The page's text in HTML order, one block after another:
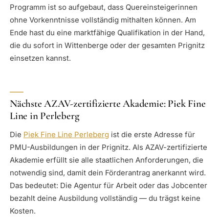
Programm ist so aufgebaut, dass Quereinsteigerinnen
ohne Vorkenntnisse vollständig mithalten können. Am
Ende hast du eine marktfähige Qualifikation in der Hand,
die du sofort in Wittenberge oder der gesamten Prignitz
einsetzen kannst.
Nächste AZAV-zertifizierte Akademie: Piek Fine
Line in Perleberg
Die Piek Fine Line Perleberg ist die erste Adresse für
PMU-Ausbildungen in der Prignitz. Als AZAV-zertifizierte
Akademie erfüllt sie alle staatlichen Anforderungen, die
notwendig sind, damit dein Förderantrag anerkannt wird.
Das bedeutet: Die Agentur für Arbeit oder das Jobcenter
bezahlt deine Ausbildung vollständig — du trägst keine
Kosten.